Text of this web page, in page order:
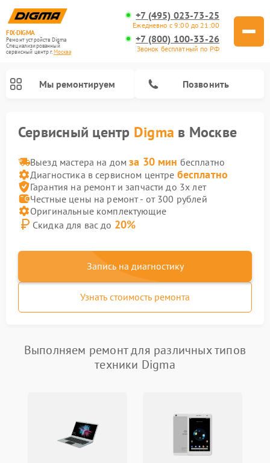
FIX-DIGMA
Ремонт устройств Digma
Специализированный
cервисный центр г.Москва
+7 (495) 023-73-25
Ежедневно с 9:00 до 21:00
+7 (800) 100-33-26
Звонок бесплатный по РФ
Мы ремонтируем Позвонить
Сервисный центр Digma в Москве
Выезд мастера на домза 30 мин бесплатно
Диагностика в сервисном центре бесплатно
Гарантия на ремонт и запчасти до 3х лет
Честные цены на ремонт - от 300 рублей
Оригинальные комплектующие
Скидка для вас до 20%
Запись на диагностику
Узнать стоимость ремонта
Выполняем ремонт для различных типов
техники Digma